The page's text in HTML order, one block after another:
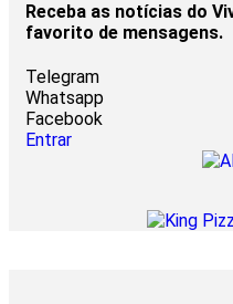
Receba as notícias do
favorito de mensagens.
Telegram
Whatsapp
Facebook
Entrar